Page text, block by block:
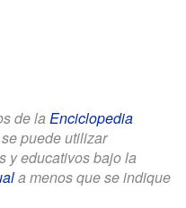
de la Enciclopedia
puede utilizar
y educativos bajo la
a menos que se indique